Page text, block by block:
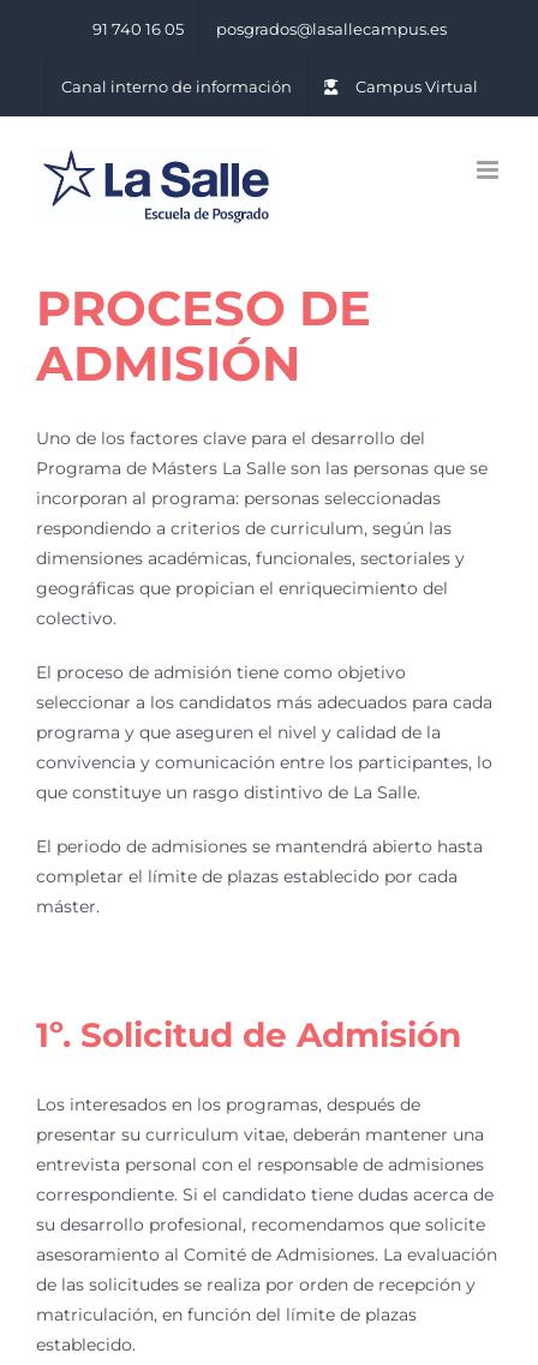
91 740 16 05 posgrados@lasallecampus.es
Canal interno de información Campus Virtual
PROCESO DE
ADMISIÓN
Uno de los factores clave para el desarrollo del
Programa de Másters La Salle son las personas que se
incorporan al programa: personas seleccionadas
respondiendo a criterios de curriculum, según las
dimensiones académicas, funcionales, sectoriales y
geográficas que propician el enriquecimiento del
colectivo.
El proceso de admisión tiene como objetivo
seleccionar a los candidatos más adecuados para cada
programa y que aseguren el nivel y calidad de la
convivencia y comunicación entre los participantes, lo
que constituye un rasgo distintivo de La Salle.
El periodo de admisiones se mantendrá abierto hasta
completar el límite de plazas establecido por cada
máster.
1º. Solicitud de Admisión
Los interesados en los programas, después de
presentar su curriculum vitae, deberán mantener una
entrevista personal con el responsable de admisiones
correspondiente. Si el candidato tiene dudas acerca de
su desarrollo profesional, recomendamos que solicite
asesoramiento al Comité de Admisiones. La evaluación
de las solicitudes se realiza por orden de recepción y
matriculación, en función del límite de plazas
establecido.